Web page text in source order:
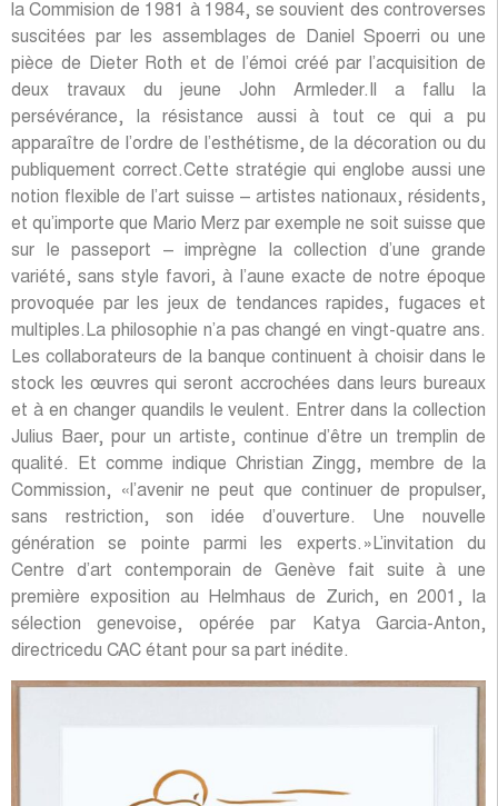
la Commision de 1981 à 1984, se souvient des controverses
suscitées par les assemblages de Daniel Spoerri ou une
pièce de Dieter Roth et de l’émoi créé par l’acquisition de
deux travaux du jeune John Armleder.Il a fallu la
persévérance, la résistance aussi à tout ce qui a pu
apparaître de l’ordre de l’esthétisme, de la décoration ou du
publiquement correct.Cette stratégie qui englobe aussi une
notion flexible de l’art suisse – artistes nationaux, résidents,
et qu’importe que Mario Merz par exemple ne soit suisse que
sur le passeport – imprègne la collection d’une grande
variété, sans style favori, à l’aune exacte de notre époque
provoquée par les jeux de tendances rapides, fugaces et
multiples.La philosophie n’a pas changé en vingt-quatre ans.
Les collaborateurs de la banque continuent à choisir dans le
stock les œuvres qui seront accrochées dans leurs bureaux
et à en changer quandils le veulent. Entrer dans la collection
Julius Baer, pour un artiste, continue d’être un tremplin de
qualité. Et comme indique Christian Zingg, membre de la
Commission, «l’avenir ne peut que continuer de propulser,
sans restriction, son idée d’ouverture. Une nouvelle
génération se pointe parmi les experts.»L’invitation du
Centre d’art contemporain de Genève fait suite à une
première exposition au Helmhaus de Zurich, en 2001, la
sélection genevoise, opérée par Katya Garcia-Anton,
directricedu CAC étant pour sa part inédite.